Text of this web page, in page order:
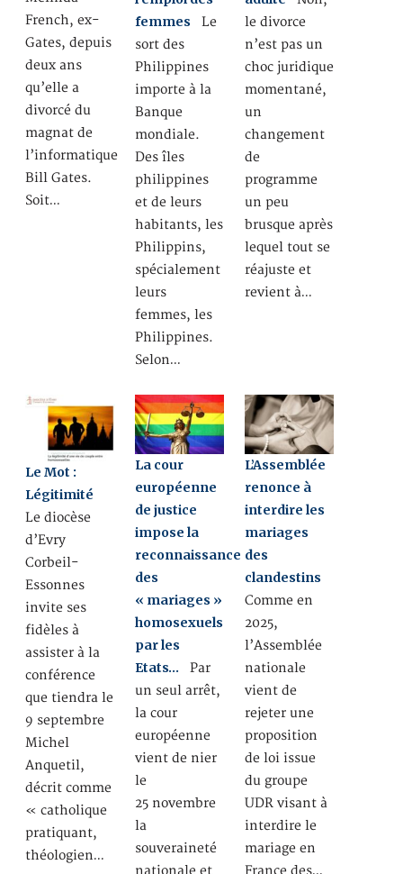
French, ex-
Gates, depuis
deux ans
qu’elle a
divorcé du
magnat de
l’informatique
Bill Gates.
Soit…
femmes Le
sort des
Philippines
importe à la
Banque
mondiale.
Des îles
philippines
et de leurs
habitants, les
Philippins,
spécialement
leurs
femmes, les
Philippines.
Selon…
le divorce
n’est pas un
choc juridique
momentané,
un
changement
de
programme
un peu
brusque après
lequel tout se
réajuste et
revient à…
Le Mot :
Légitimité
Le diocèse
d’Evry
Corbeil-
Essonnes
invite ses
fidèles à
assister à la
conférence
que tiendra le
9 septembre
Michel
Anquetil,
décrit comme
« catholique
pratiquant,
théologien…
La cour
européenne
de justice
impose la
reconnaissance
des
« mariages »
homosexuels
par les
Etats… Par
un seul arrêt,
la cour
européenne
vient de nier
le
25 novembre
la
souveraineté
L’Assemblée
renonce à
interdire les
mariages
des
clandestins
Comme en
2025,
l’Assemblée
nationale
vient de
rejeter une
proposition
de loi issue
du groupe
UDR visant à
interdire le
mariage en